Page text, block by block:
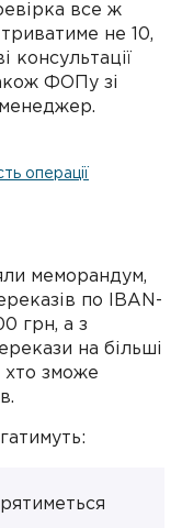
все ж
не 10,
консультації
ФОПу зі
операції
меморандум,
по IBAN-
грн, а з
на більші
хто зможе